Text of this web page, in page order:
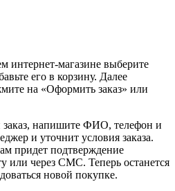
интернет-магазине выберите
его в корзину. Далее
на «Оформить заказ» или
заказ, напишите ФИО, телефон и
и уточнит условия заказа.
придет подтверждение
или через СМС. Теперь останется
новой покупке.